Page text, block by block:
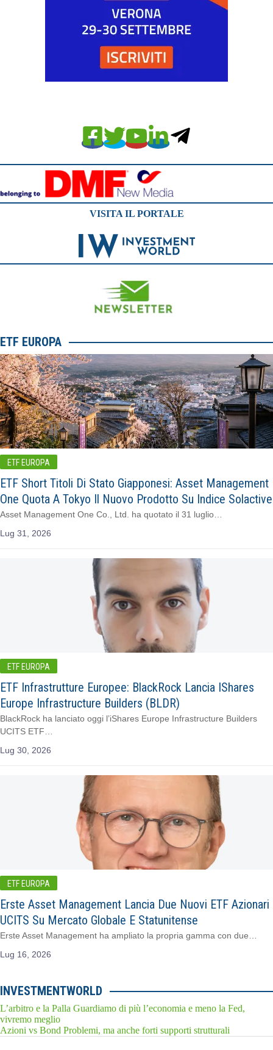
VISITA IL PORTALE
ETF EUROPA
ETF EUROPA
ETF Short Titoli Di Stato Giapponesi: Asset Management
One Quota A Tokyo Il Nuovo Prodotto Su Indice Solactive
Asset Management One Co., Ltd. ha quotato il 31 luglio…
Lug 31, 2026
ETF EUROPA
ETF Infrastrutture Europee: BlackRock Lancia IShares
Europe Infrastructure Builders (BLDR)
BlackRock ha lanciato oggi l’iShares Europe Infrastructure Builders
UCITS ETF…
Lug 30, 2026
ETF EUROPA
Erste Asset Management Lancia Due Nuovi ETF Azionari
UCITS Su Mercato Globale E Statunitense
Erste Asset Management ha ampliato la propria gamma con due…
Lug 16, 2026
INVESTMENTWORLD
L’arbitro e la Palla Guardiamo di più l’economia e meno la Fed,
vivremo meglio
Azioni vs Bond Problemi, ma anche forti supporti strutturali